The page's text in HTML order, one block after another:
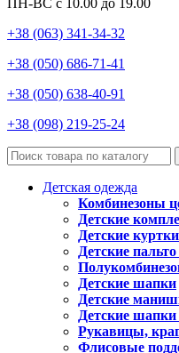
ПН-ВС с 10.00 до 19.00
+38 (063) 341-34-32
+38 (050) 686-71-41
+38 (050) 638-40-91
+38 (098) 219-25-24
Детская одежда
Комбинезоны
Детские
Детские куртки
Детские
Детские шапки
Детские
Детские
Рукавицы,
Флисовые